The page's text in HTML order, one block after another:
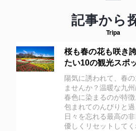
記事から
Tripa
桜も春の花も咲き
たい10の観光スポ
陽気に誘われて、春
ませんか？温暖な九
春色に染まるのが特
包まれてのんびりと
日々を忘れる最高の
優しくリセットして